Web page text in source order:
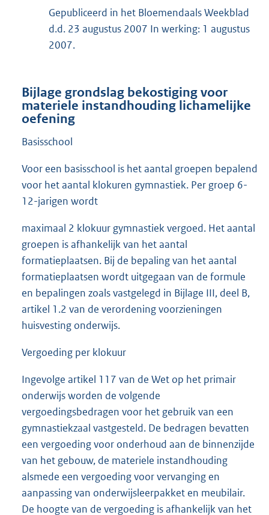
Gepubliceerd in het Bloemendaals Weekblad
d.d. 23 augustus 2007 In werking: 1 augustus
2007.
Bijlage grondslag bekostiging voor
materiele instandhouding lichamelijke
oefening
Basisschool
Voor een basisschool is het aantal groepen bepalend
voor het aantal klokuren gymnastiek. Per groep 6-
12-jarigen wordt
maximaal 2 klokuur gymnastiek vergoed. Het aantal
groepen is afhankelijk van het aantal
formatieplaatsen. Bij de bepaling van het aantal
formatieplaatsen wordt uitgegaan van de formule
en bepalingen zoals vastgelegd in Bijlage III, deel B,
artikel 1.2 van de verordening voorzieningen
huisvesting onderwijs.
Vergoeding per klokuur
Ingevolge artikel 117 van de Wet op het primair
onderwijs worden de volgende
vergoedingsbedragen voor het gebruik van een
gymnastiekzaal vastgesteld. De bedragen bevatten
een vergoeding voor onderhoud aan de binnenzijde
van het gebouw, de materiele instandhouding
alsmede een vergoeding voor vervanging en
aanpassing van onderwijsleerpakket en meubilair.
De hoogte van de vergoeding is afhankelijk van het